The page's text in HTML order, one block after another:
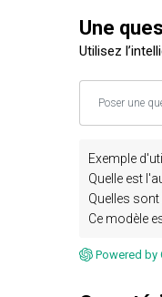
Une
Utilisez
Exemple
Quelle est
Quelles
Ce modèle
Powered by